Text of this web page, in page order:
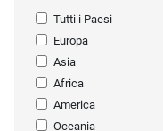
Tutti i Paesi
Europa
Asia
Africa
America
Oceania